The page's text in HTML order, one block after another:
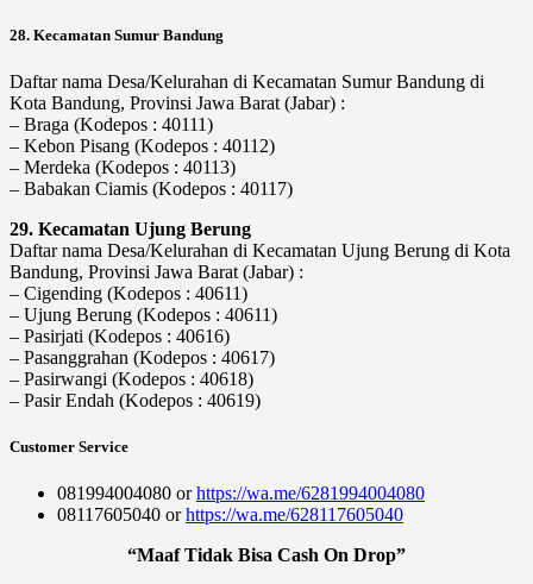
28. Kecamatan Sumur Bandung
Daftar nama Desa/Kelurahan di Kecamatan Sumur Bandung di
Kota Bandung, Provinsi Jawa Barat (Jabar) :
– Braga (Kodepos : 40111)
– Kebon Pisang (Kodepos : 40112)
– Merdeka (Kodepos : 40113)
– Babakan Ciamis (Kodepos : 40117)
29. Kecamatan Ujung Berung
Daftar nama Desa/Kelurahan di Kecamatan Ujung Berung di Kota
Bandung, Provinsi Jawa Barat (Jabar) :
– Cigending (Kodepos : 40611)
– Ujung Berung (Kodepos : 40611)
– Pasirjati (Kodepos : 40616)
– Pasanggrahan (Kodepos : 40617)
– Pasirwangi (Kodepos : 40618)
– Pasir Endah (Kodepos : 40619)
Customer Service
081994004080 orhttps://wa.me/6281994004080
08117605040 orhttps://wa.me/628117605040
“Maaf Tidak Bisa Cash On Drop”